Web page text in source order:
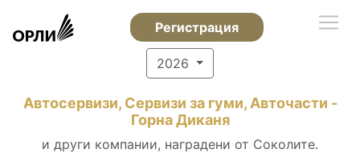
Регистрация
2026
Автосервизи, Сервизи за гуми, Авточасти -
Горна Диканя
и други компании, наградени от Соколите.